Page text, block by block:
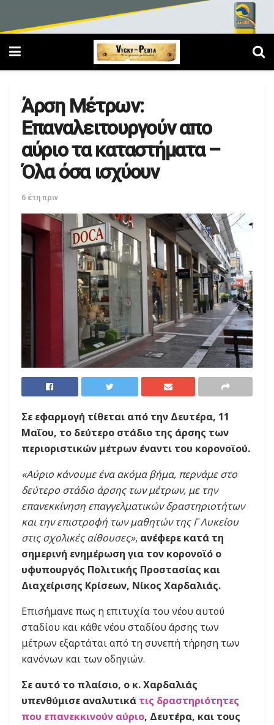
Άρση Μέτρων:
Επαναλειτουργούν απο
αύριο τα καταστήματα –
Όλα όσα ισχύουν
6 έτη πριν
Σε εφαρμογή τίθεται από την Δευτέρα, 11
Μαΐου, το δεύτερο στάδιο της άρσης των
περιοριστικών μέτρων έναντι του κορονοϊού.
«Αύριο κάνουμε ένα ακόμα βήμα, περνάμε στο
δεύτερο στάδιο άρσης των μέτρων, με την
επανεκκίνηση επαγγελματικών δραστηριοτήτων
και την επιστροφή των μαθητών της Γ Λυκείου
στις σχολικές αίθουσες», ανέφερε κατά τη
σημερινή ενημέρωση για τον κορονοϊό ο
υφυπουργός Πολιτικής Προστασίας και
Διαχείρισης Κρίσεων, Νίκος Χαρδαλιάς.
Επισήμανε πως η επιτυχία του νέου αυτού
σταδίου και κάθε νέου σταδίου άρσης των
μέτρων εξαρτάται από τη συνεπή τήρηση των
κανόνων και των οδηγιών.
Σε αυτό το πλαίσιο, ο κ. Χαρδαλιάς
υπενθύμισε αναλυτικά τις δραστηριότητες
που επανεκκινούν αύριο, Δευτέρα, και τους